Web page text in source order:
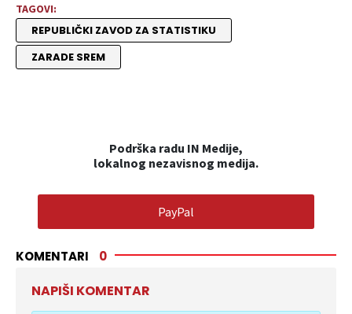
TAGOVI:
REPUBLIČKI ZAVOD ZA STATISTIKU
ZARADE SREM
Podrška radu IN Medije,
lokalnog nezavisnog medija.
PayPal
KOMENTARI 0
NAPIŠI KOMENTAR